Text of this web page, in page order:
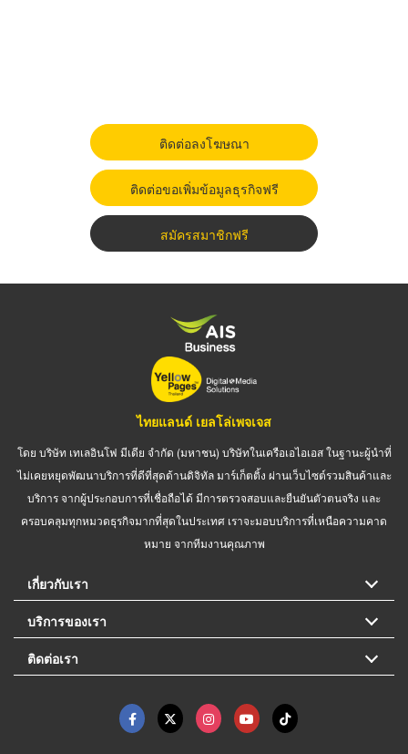
ติดต่อลงโฆษณา
ติดต่อขอเพิ่มข้อมูลธุรกิจฟรี
สมัครสมาชิกฟรี
ไทยแลนด์ เยลโล่เพจเจส
โดย บริษัท เทเลอินโฟ มีเดีย จำกัด (มหาชน) บริษัทในเครือเอไอเอส ในฐานะผู้นำที่
ไม่เคยหยุดพัฒนาบริการที่ดีที่สุดด้านดิจิทัล มาร์เก็ตติ้ง ผ่านเว็บไซต์รวมสินค้าและ
บริการ จากผู้ประกอบการที่เชื่อถือได้ มีการตรวจสอบและยืนยันตัวตนจริง และ
ครอบคลุมทุกหมวดธุรกิจมากที่สุดในประเทศ เราจะมอบบริการที่เหนือความคาด
หมาย จากทีมงานคุณภาพ
เกี่ยวกับเรา
บริการของเรา
ติดต่อเรา